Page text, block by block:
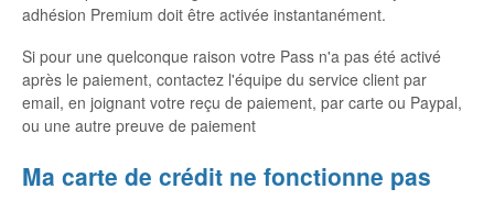
adhésion Premium doit être activée instantanément.
Si pour une quelconque raison votre Pass n'a pas été activé
après le paiement, contactez l'équipe du service client par
email, en joignant votre reçu de paiement, par carte ou Paypal,
ou une autre preuve de paiement
Ma carte de crédit ne fonctionne pas